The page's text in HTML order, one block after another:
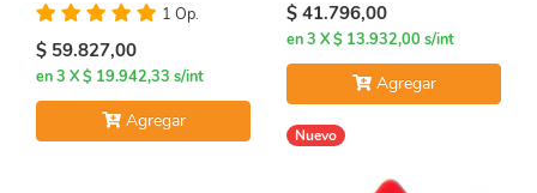
1 Op.
$ 59.827,00
en 3 X $ 19.942,33 s/int
Agregar
$ 41.796,00
en 3 X $ 13.932,00 s/int
Agregar
Nuevo